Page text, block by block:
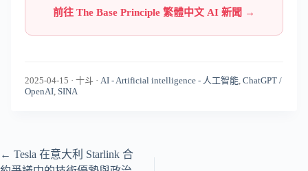
前往 The Base Principle 繁體中文 AI 新聞 →
2025-04-15 · 十斗 · AI - Artificial intelligence - 人工智能, ChatGPT /
OpenAI, SINA
← Tesla 在意大利 Starlink 合